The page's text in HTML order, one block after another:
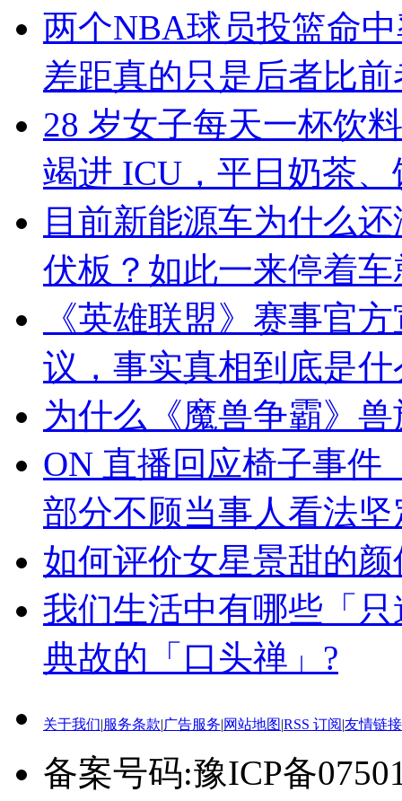
两个NBA球员投篮命
差距真的只是后者比
28 岁女子每天一杯饮
竭进 ICU，平日奶茶
目前新能源车为什么
伏板？如此一来停着
《英雄联盟》赛事官
议，事实真相到底是
为什么《魔兽争霸》
ON 直播回应椅子事件
部分不顾当事人看法
如何评价女星景甜的颜
我们生活中有哪些「
典故的「口头禅」?
关于我们|服务条款|广告服务|网站地图|RSS 订阅|友情链接
备案号码:豫ICP备